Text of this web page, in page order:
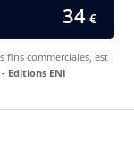
34€
fins commerciales, est
Editions ENI